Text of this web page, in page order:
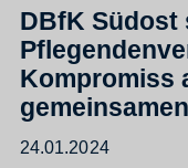
DBfK Südost
Kompromiss
24.01.2024